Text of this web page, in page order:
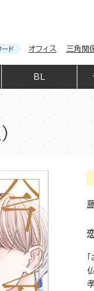
ード オフィス 三角関
BL